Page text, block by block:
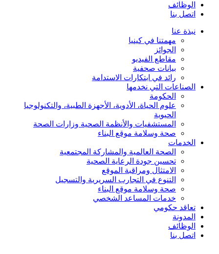
الوظائف
اتصل بنا
نبذة عنا
مهمتنا في كينيا
الجوائز
مقاطع الفيديو
بيانات صحفية
رائد في ابتكارات الاستدامة
الصناعات التي نخدمها
الحكومة
علوم الحياة، الأدوية، الأجهزة الطبية، والتكنولوجيا
الحيوية
المستشفيات والأنظمة الصحية وزارات الصحة
صحة وسلامة موقع البناء
الخدمات
الصحة العالمية والمشاركة المجتمعية
تحسين جودة الرعاية الصحية
الامتثال ومراقبة الموقع
التنوع في التجارب السريرية والتسجيل
صحة وسلامة موقع البناء
خدمات المساعد الشخصي
تعاقد حكومي
المدونة
الوظائف
اتصل بنا